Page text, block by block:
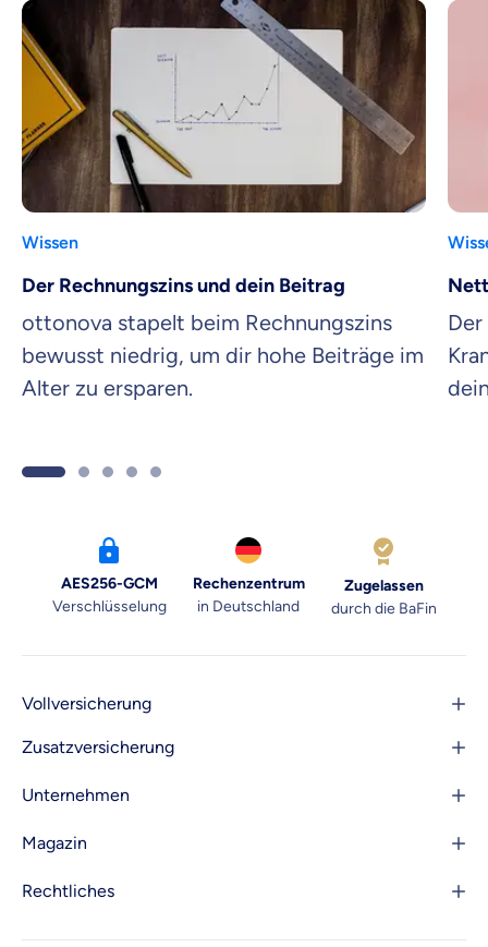
Wissen
Der Rechnungszins und dein Beitrag
ottonova stapelt beim Rechnungszins
bewusst niedrig, um dir hohe Beiträge im
Alter zu ersparen.
AES256-GCM
Verschlüsselung
Rechenzentrum
in Deutschland
Zugelassen
durch die BaFin
Vollversicherung
Zusatzversicherung
Unternehmen
Magazin
Rechtliches